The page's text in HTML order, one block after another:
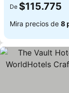
De $115.775
Mira precios de 8